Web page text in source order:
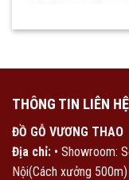
THÔNG TIN LIÊN HỆ
ĐỒ GỖ VƯƠNG THAO
Địa chỉ: • Showroom:
Nội(Cách xưởng 500m)